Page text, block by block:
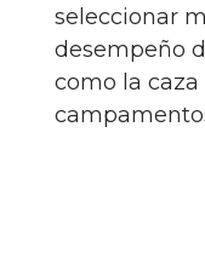
seleccionar
desempeño
como la